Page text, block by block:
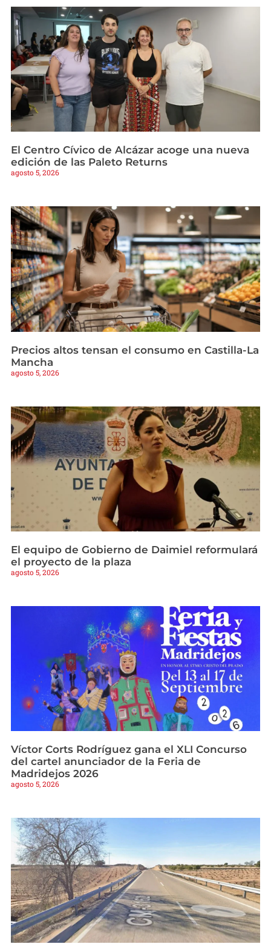
El Centro Cívico de Alcázar acoge una nueva
edición de las Paleto Returns
agosto 5, 2026
Precios altos tensan el consumo en Castilla-La
Mancha
agosto 5, 2026
El equipo de Gobierno de Daimiel reformulará
el proyecto de la plaza
agosto 5, 2026
Víctor Corts Rodríguez gana el XLI Concurso
del cartel anunciador de la Feria de
Madridejos 2026
agosto 5, 2026